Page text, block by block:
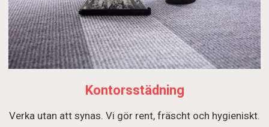
Kontorsstädning
Verka utan att synas. Vi gör rent, fräscht och hygieniskt.